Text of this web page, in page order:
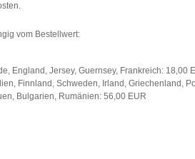
vom Bestellwert:
England, Jersey, Guernsey, Frankreich: 18,00
Finnland, Schweden, Irland, Griechenland,
Bulgarien, Rumänien: 56,00 EUR